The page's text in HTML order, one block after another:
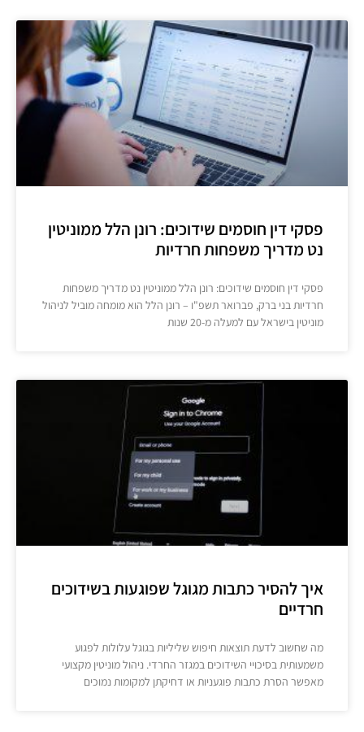
פסקי דין חוסמים שידוכים: רונן הלל ממוניטין
נט מדריך משפחות חרדיות
פסקי דין חוסמים שידוכים: רונן הלל ממוניטין נט מדריך משפחות
חרדיות בני ברק, פברואר תשפ"ו – רונן הלל הוא מומחה מוביל לניהול
מוניטין בישראל עם למעלה מ-20 שנות
איך להסיר כתבות מגוגל שפוגעות בשידוכים
חרדיים
מה שחשוב לדעת תוצאות חיפוש שליליות בגוגל עלולות לפגוע
משמעותית בסיכויי השידוכים במגזר החרדי. ניהול מוניטין מקצועי
מאפשר הסרת כתבות פוגעניות או דחיקתן למקומות נמוכים